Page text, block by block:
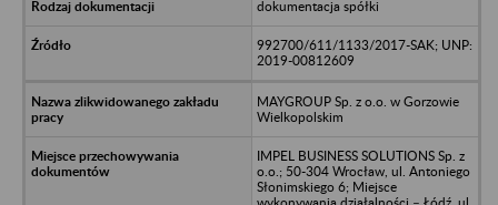
dokumentacja spółki
992700/611/1133/2017-SAK; UNP:
2019-00812609
MAYGROUP Sp. z o.o. w Gorzowie
Wielkopolskim
IMPEL BUSINESS SOLUTIONS Sp. z
o.o.; 50-304 Wrocław, ul. Antoniego
Słonimskiego 6; Miejsce